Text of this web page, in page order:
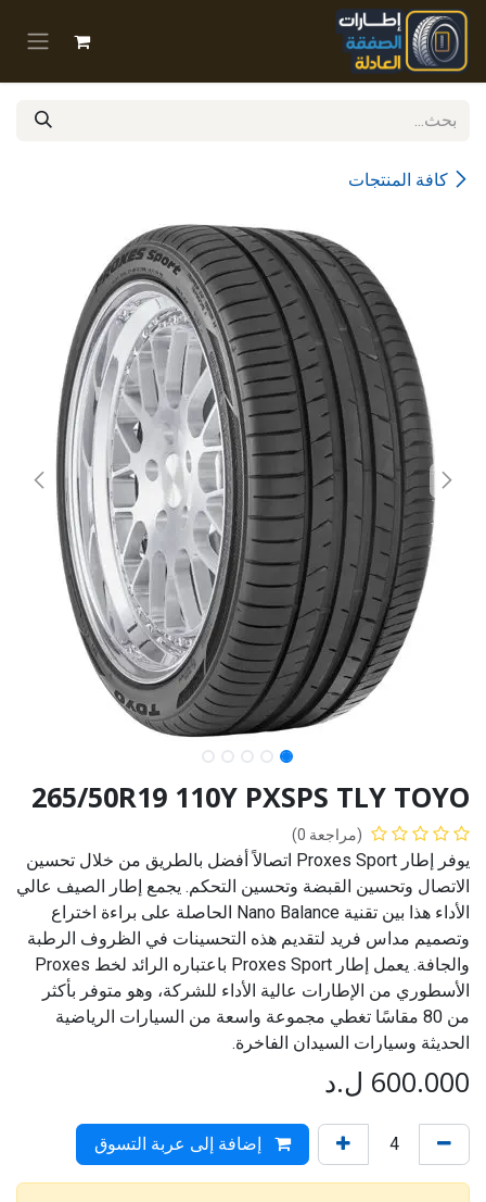
تخطي للذهاب إلى المحتوى
كافة المنتجات
265/50R19 110Y PXSPS TLY TOYO
(مراجعة 0)
يوفر إطار Proxes Sport اتصالاً أفضل بالطريق من خلال تحسين
الاتصال وتحسين القبضة وتحسين التحكم. يجمع إطار الصيف عالي
الأداء هذا بين تقنية Nano Balance الحاصلة على براءة اختراع
وتصميم مداس فريد لتقديم هذه التحسينات في الظروف الرطبة
والجافة. يعمل إطار Proxes Sport باعتباره الرائد لخط Proxes
الأسطوري من الإطارات عالية الأداء للشركة، وهو متوفر بأكثر
من 80 مقاسًا تغطي مجموعة واسعة من السيارات الرياضية
الحديثة وسيارات السيدان الفاخرة.
600.000 ل.د
إضافة إلى عربة التسوق